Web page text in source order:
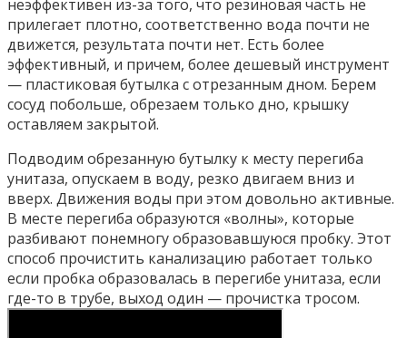
неэффективен из-за того, что резиновая часть не
прилегает плотно, соответственно вода почти не
движется, результата почти нет. Есть более
эффективный, и причем, более дешевый инструмент
— пластиковая бутылка с отрезанным дном. Берем
сосуд побольше, обрезаем только дно, крышку
оставляем закрытой.
Подводим обрезанную бутылку к месту перегиба
унитаза, опускаем в воду, резко двигаем вниз и
вверх. Движения воды при этом довольно активные.
В месте перегиба образуются «волны», которые
разбивают понемногу образовавшуюся пробку. Этот
способ прочистить канализацию работает только
если пробка образовалась в перегибе унитаза, если
где-то в трубе, выход один — прочистка тросом.